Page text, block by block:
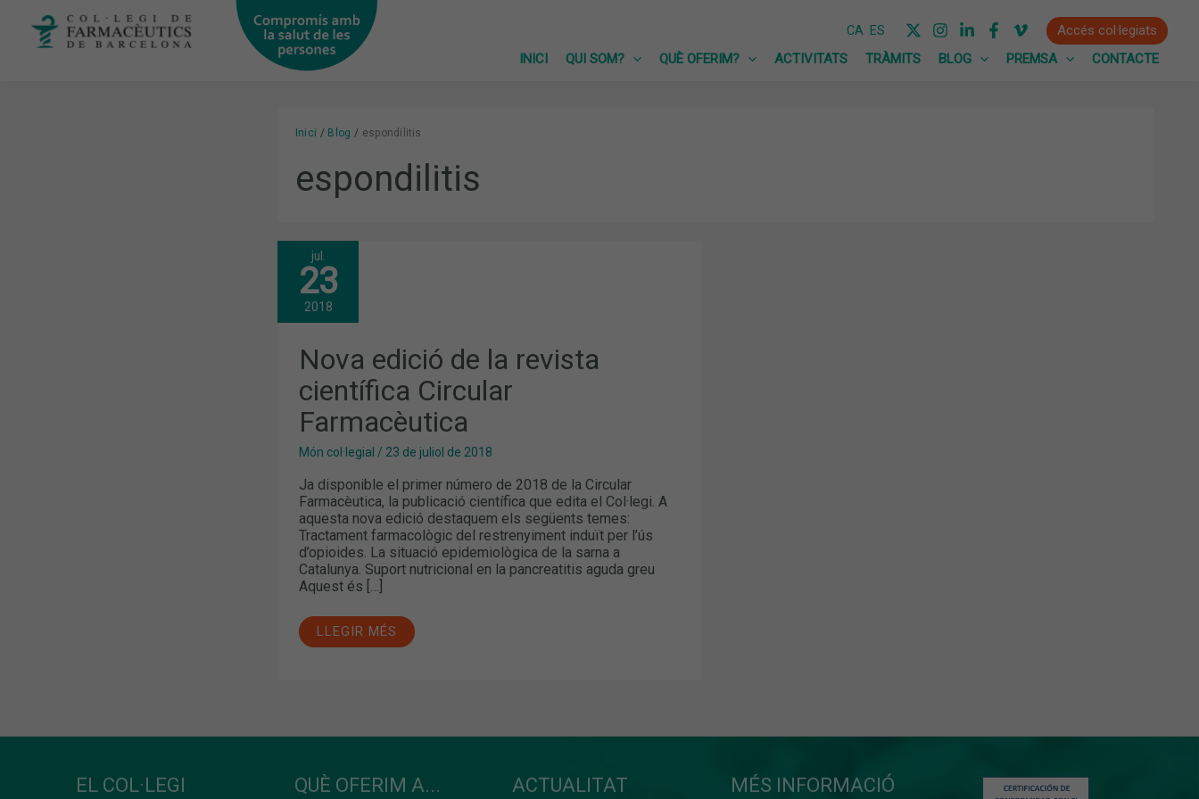
CA ES
Accés col·legiats
INICI
QUI SOM? QUÈ OFERIM? ACTIVITATS TRÀMITS BLOG PREMSA CONTACTE
Inici Blog espondilitis
espondilitis
jul.
23
2018
Nova edició de la revista
científica Circular
Farmacèutica
Món col·legial / 23 de juliol de 2018
Ja disponible el primer número de 2018 de la Circular
Farmacèutica, la publicació científica que edita el Col·legi. A
aquesta nova edició destaquem els següents temes:
Tractament farmacològic del restrenyiment induït per l’ús
d’opioides. La situació epidemiològica de la sarna a
Catalunya. Suport nutricional en la pancreatitis aguda greu
Aquest és […]
NOVA
EDICIÓ
DE
LA
REVISTA
CIRCULAR
FARMACÈUTICA
LLEGIR MÉS
EL COL·LEGI QUÈ OFERIM A... ACTUALITAT MÉS INFORMACIÓ